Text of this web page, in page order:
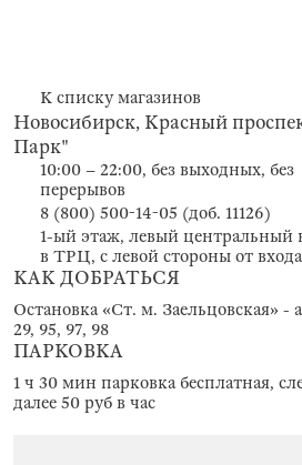
К списку магазинов
Новосибирск, Красный
Парк"
10:00 – 22:00, без выходных, без
перерывов
8 (800) 500-14-05 (доб. 11126)
1-ый этаж, левый центральный
в ТРЦ, с левой стороны от входа
КАК ДОБРАТЬСЯ
Остановка «Ст. м. Заельцовская» -
29, 95, 97, 98
ПАРКОВКА
1 ч 30 мин парковка бесплатная,
далее 50 руб в час